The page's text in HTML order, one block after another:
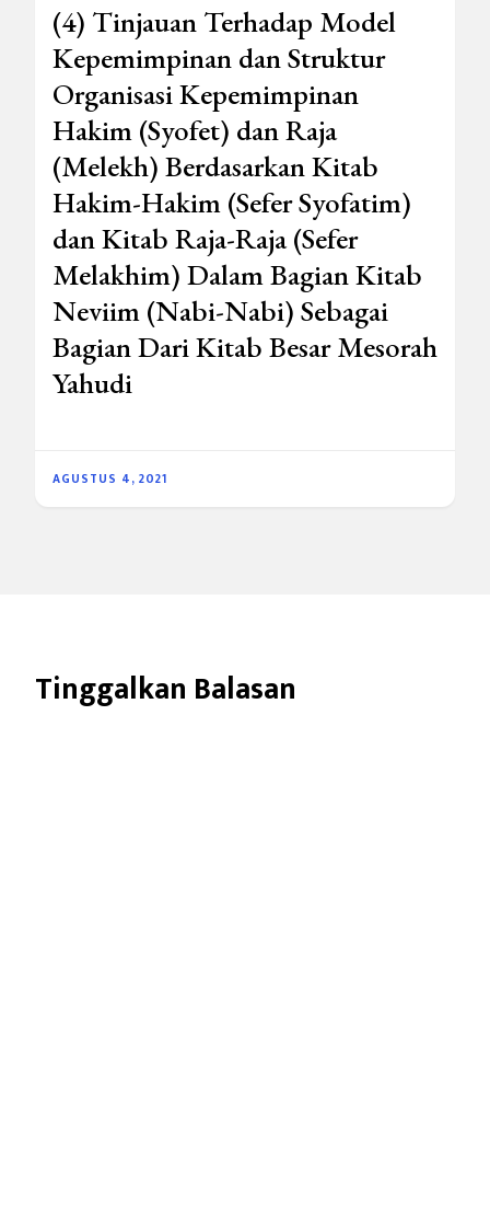
(4) Tinjauan Terhadap Model
Kepemimpinan dan Struktur
Organisasi Kepemimpinan
Hakim (Syofet) dan Raja
(Melekh) Berdasarkan Kitab
Hakim-Hakim (Sefer Syofatim)
dan Kitab Raja-Raja (Sefer
Melakhim) Dalam Bagian Kitab
Neviim (Nabi-Nabi) Sebagai
Bagian Dari Kitab Besar Mesorah
Yahudi
AGUSTUS 4, 2021
Tinggalkan Balasan